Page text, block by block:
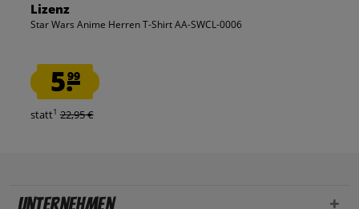
Lizenz
Star Wars Anime Herren T-Shirt AA-SWCL-0006
5.99
statt1 22,95 €
Unternehmen